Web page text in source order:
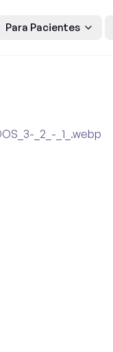
Para Pacientes